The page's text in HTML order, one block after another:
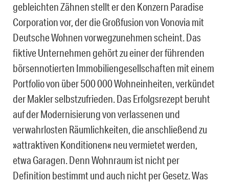
gebleichten Zähnen stellt er den Konzern Paradise
Corporation vor, der die Großfusion von Vonovia mit
Deutsche Wohnen vorwegzunehmen scheint. Das
fiktive Unternehmen gehört zu einer der führenden
börsennotierten Immobiliengesellschaften mit einem
Portfolio von über 500 000 Wohneinheiten, verkündet
der Makler selbstzufrieden. Das Erfolgsrezept beruht
auf der Modernisierung von verlassenen und
verwahrlosten Räumlichkeiten, die anschließend zu
»attraktiven Konditionen« neu vermietet werden,
etwa Garagen. Denn Wohnraum ist nicht per
Definition bestimmt und auch nicht per Gesetz. Was